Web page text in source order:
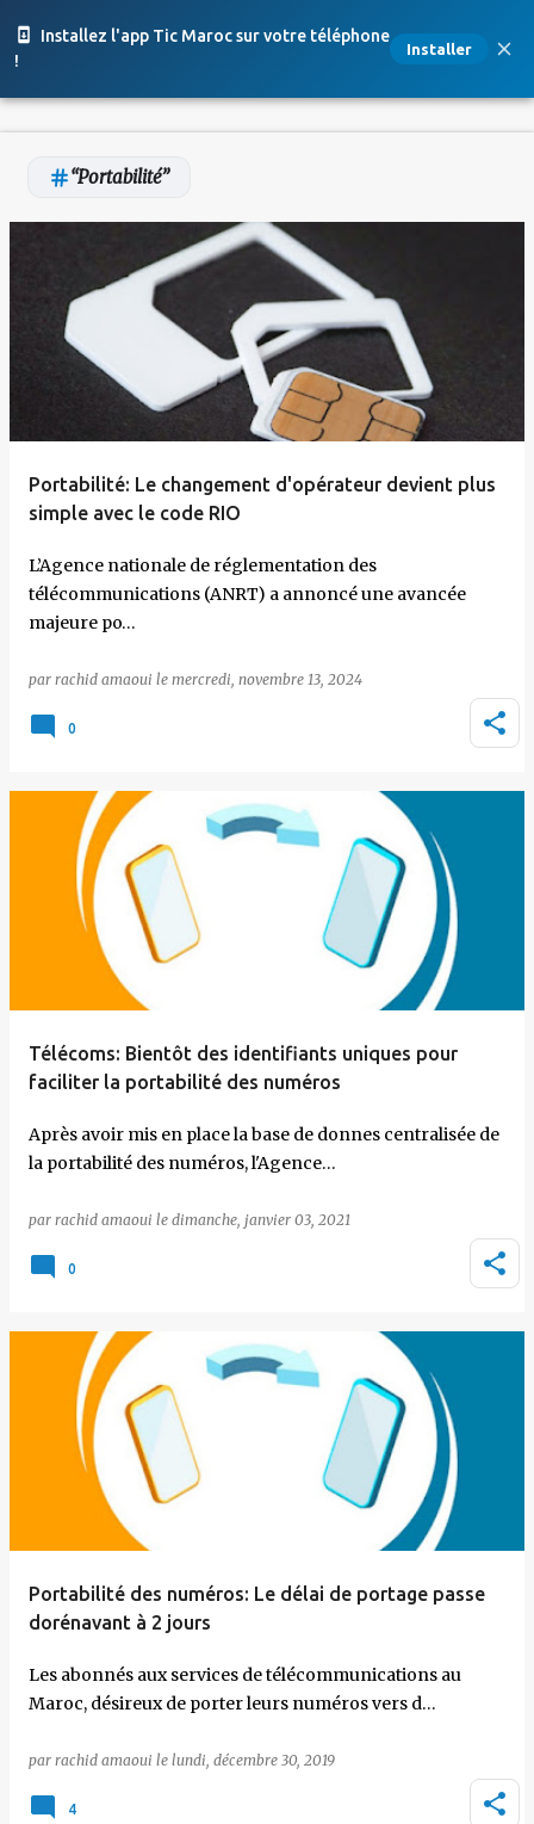
Installez l'app Tic Maroc sur votre téléphone
!
Installer
Accéder au contenu principal
Portabilité
Portabilité: Le changement d'opérateur devient plus
simple avec le code RIO
L’Agence nationale de réglementation des
télécommunications (ANRT) a annoncé une avancée
majeure po…
par rachid amaoui le mercredi, novembre 13, 2024
0
Télécoms: Bientôt des identifiants uniques pour
faciliter la portabilité des numéros
Après avoir mis en place la base de donnes centralisée de
la portabilité des numéros, l'Agence…
par rachid amaoui le dimanche, janvier 03, 2021
0
Portabilité des numéros: Le délai de portage passe
dorénavant à 2 jours
Les abonnés aux services de télécommunications au
Maroc, désireux de porter leurs numéros vers d…
par rachid amaoui le lundi, décembre 30, 2019
4